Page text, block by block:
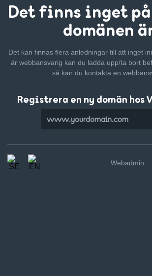
Det finns inget
domänen
Det kan finnas flera anledningar till att inget
är webbansvarig kan du ladda upp/ta bort
så kan du kontakta en
Registrera en ny domän hos
Webadmin